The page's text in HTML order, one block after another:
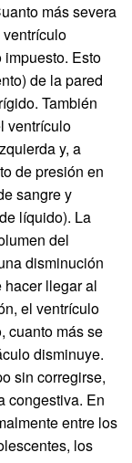
más severa
Esto
de la pared
También
ventrículo
y, a
de presión en
sangre y
líquido). La
del
disminución
llegar al
el ventrículo
cuanto más se
disminuye.
sin corregirse,
congestiva. En
entre los
los